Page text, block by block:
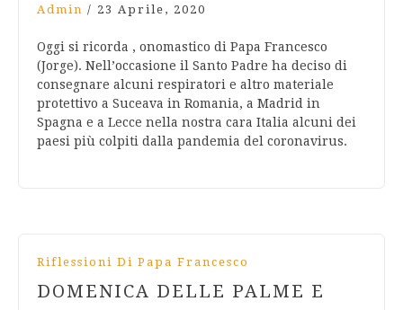
Admin / 23 Aprile, 2020
Oggi si ricorda , onomastico di Papa Francesco
(Jorge). Nell’occasione il Santo Padre ha deciso di
consegnare alcuni respiratori e altro materiale
protettivo a Suceava in Romania, a Madrid in
Spagna e a Lecce nella nostra cara Italia alcuni dei
paesi più colpiti dalla pandemia del coronavirus.
Riflessioni Di Papa Francesco
DOMENICA DELLE PALME E